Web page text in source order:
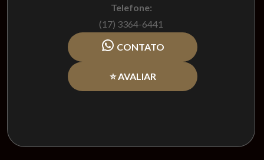
Telefone:
(17) 3364-6441
CONTATO
⭐ AVALIAR